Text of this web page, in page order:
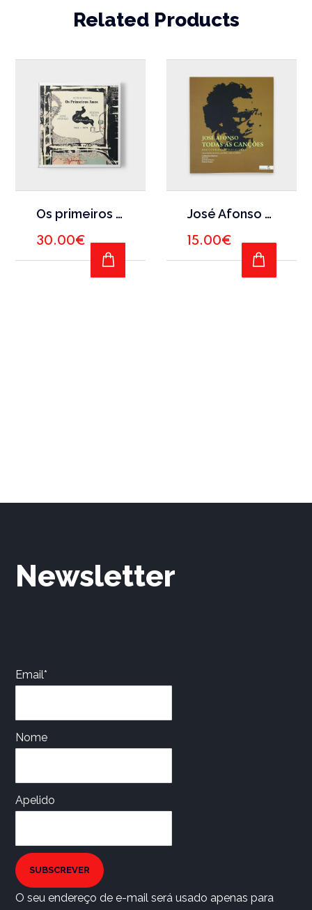
Related Products
ADD TO CART
Os primeiros anos: A correspondência José Afonso / Rocha Pato (1962/1970)
30.00€
ADD
José Afonso – Todas as canções
15.00€
Newsletter
Email*
Nome
Apelido
SUBSCREVER
O seu endereço de e-mail será usado apenas para